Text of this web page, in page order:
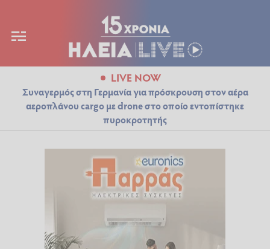
LIVE NOW
Συναγερμός στη Γερμανία για πρόσκρουση στον αέρα
αεροπλάνου cargo με drone στο οποίο εντοπίστηκε
πυροκροτητής